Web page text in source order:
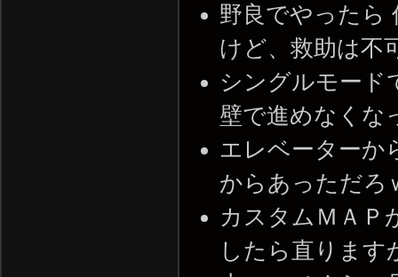
野良でやったら
けど、救助は不
シングルモード
壁で進めなくな
エレベーターか
からあっただろ
カスタムＭＡＰ
したら直ります